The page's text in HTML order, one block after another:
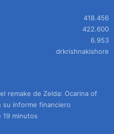
418.456
422.600
6.953
drkrishnakishore
remake de Zelda: Ocarina of
su informe financiero
19 minutos